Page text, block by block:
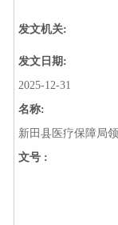
发文机关:
发文日期:
2025-12-31
名称:
新田县医疗保障局
文号 :